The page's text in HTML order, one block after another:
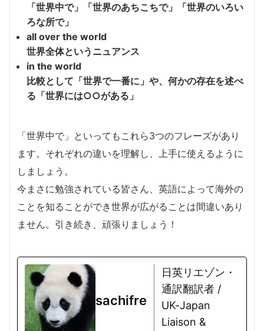
「世界中で」「世界のあちこちで」「世界のいろい
ろな所で」
all over the world
世界全体というニュアンス
in the world
比較として「世界で一番に」や、何かの存在を述べ
る「世界には○○がある」
「世界中で」といってもこれら3つのフレーズがあり
ます。それぞれの違いを理解し、上手に使えるように
しましょう。
今まさに勉強されている皆さん、英語によって海外の
ことを知ることができ世界が広がることは間違いあり
ません。引き続き、頑張りましょう！
sachifre
日英リエゾン・
通訳翻訳者 /
UK-Japan
Liaison &